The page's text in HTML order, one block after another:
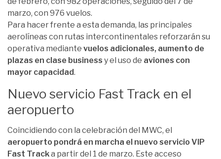
marzo, con 976 vuelos.
Para hacer frente a esta demanda, las principales
aerolíneas con rutas intercontinentales reforzarán su
operativa mediante vuelos adicionales, aumento de
plazas en clase business y el uso de aviones con
mayor capacidad.
Nuevo servicio Fast Track en el
aeropuerto
Coincidiendo con la celebración del MWC, el
aeropuerto pondrá en marcha el nuevo servicio VIP
Fast Tracka partir del 1 de marzo. Este acceso